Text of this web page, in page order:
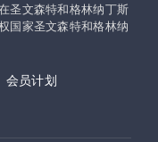
圣文森特和格林纳丁斯
国家圣文森特和格林纳
会员计划